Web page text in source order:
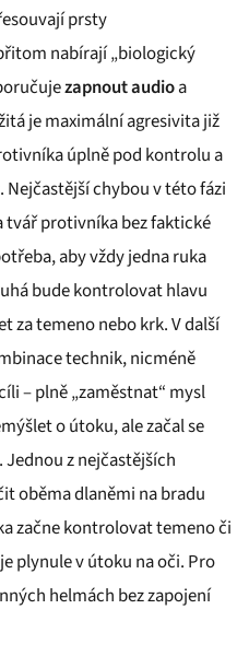
prsty
nabírají „biologický
zapnout audioa
je maximální agresivita již
úplně pod kontrolu a
chybou v této fázi
tvář protivníka bez faktické
aby vždy jedna ruka
bude kontrolovat hlavu
za temeno nebo krk. V další
technik, nicméně
– plně „zaměstnat“ mysl
o útoku, ale začal se
z nejčastějších
oběma dlaněmi na bradu
začne kontrolovat temeno či
plynule v útoku na oči. Pro
helmách bez zapojení